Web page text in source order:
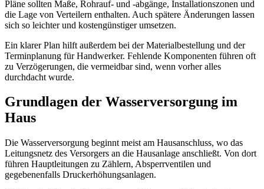
Pläne sollten Maße, Rohrauf- und -abgänge, Installationszonen und
die Lage von Verteilern enthalten. Auch spätere Änderungen lassen
sich so leichter und kostengünstiger umsetzen.
Ein klarer Plan hilft außerdem bei der Materialbestellung und der
Terminplanung für Handwerker. Fehlende Komponenten führen oft
zu Verzögerungen, die vermeidbar sind, wenn vorher alles
durchdacht wurde.
Grundlagen der Wasserversorgung im
Haus
Die Wasserversorgung beginnt meist am Hausanschluss, wo das
Leitungsnetz des Versorgers an die Hausanlage anschließt. Von dort
führen Hauptleitungen zu Zählern, Absperrventilen und
gegebenenfalls Druckerhöhungsanlagen.